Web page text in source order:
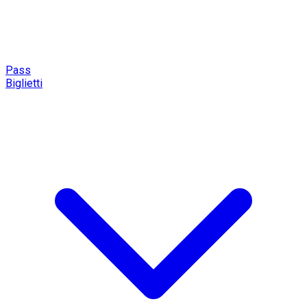
Pass
Biglietti